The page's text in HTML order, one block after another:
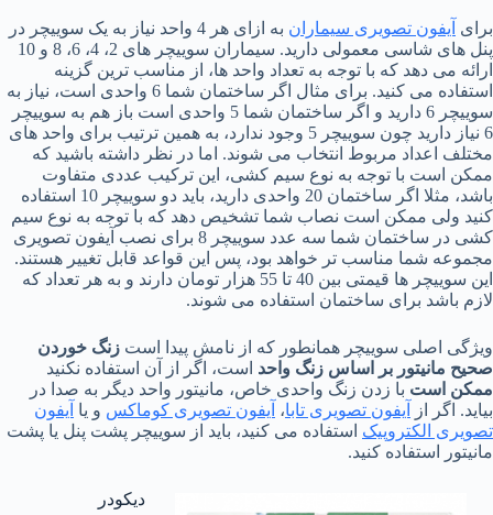
برای آیفون تصویری سیماران
به ازای هر 4 واحد نیاز به یک سوییچر در
پنل های شاسی معمولی دارید. سیماران سوییچر های 2، 4، 6، 8 و 10
ارائه می دهد که با توجه به تعداد واحد ها، از مناسب ترین گزینه
استفاده می کنید. برای مثال اگر ساختمان شما 6 واحدی است، نیاز به
سوییچر 6 دارید و اگر ساختمان شما 5 واحدی است باز هم به سوییچر
6 نیاز دارید چون سوییچر 5 وجود ندارد، به همین ترتیب برای واحد های
مختلف اعداد مربوط انتخاب می شوند. اما در نظر داشته باشید که
ممکن است با توجه به نوع سیم کشی، این ترکیب عددی متفاوت
باشد، مثلا اگر ساختمان 20 واحدی دارید، باید دو سوییچر 10 استفاده
کنید ولی ممکن است نصاب شما تشخیص دهد که با توجه به نوع سیم
کشی در ساختمان شما سه عدد سوییچر 8 برای نصب آیفون تصویری
مجموعه شما مناسب تر خواهد بود، پس این قواعد قابل تغییر هستند.
این سوییچر ها قیمتی بین 40 تا 55 هزار تومان دارند و به هر تعداد که
لازم باشد برای ساختمان استفاده می شوند.
ویژگی اصلی سوییچر همانطور که از نامش پیدا است زنگ خوردن
صحیح مانیتور بر اساس زنگ واحد است، اگر از آن استفاده نکنید
ممکن است با زدن زنگ واحدی خاص، مانیتور واحد دیگر به صدا در
بیاید. اگر از
آیفون تصویری تابا، آیفون تصویری کوماکس و یا آیفون
تصویری الکتروپیک استفاده می کنید، باید از سوییچر پشت پنل یا پشت
مانیتور استفاده کنید.
دیکودر